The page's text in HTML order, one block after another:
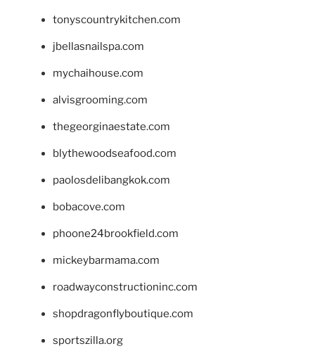
tonyscountrykitchen.com
jbellasnailspa.com
mychaihouse.com
alvisgrooming.com
thegeorginaestate.com
blythewoodseafood.com
paolosdelibangkok.com
bobacove.com
phoone24brookfield.com
mickeybarmama.com
roadwayconstructioninc.com
shopdragonflyboutique.com
sportszilla.org